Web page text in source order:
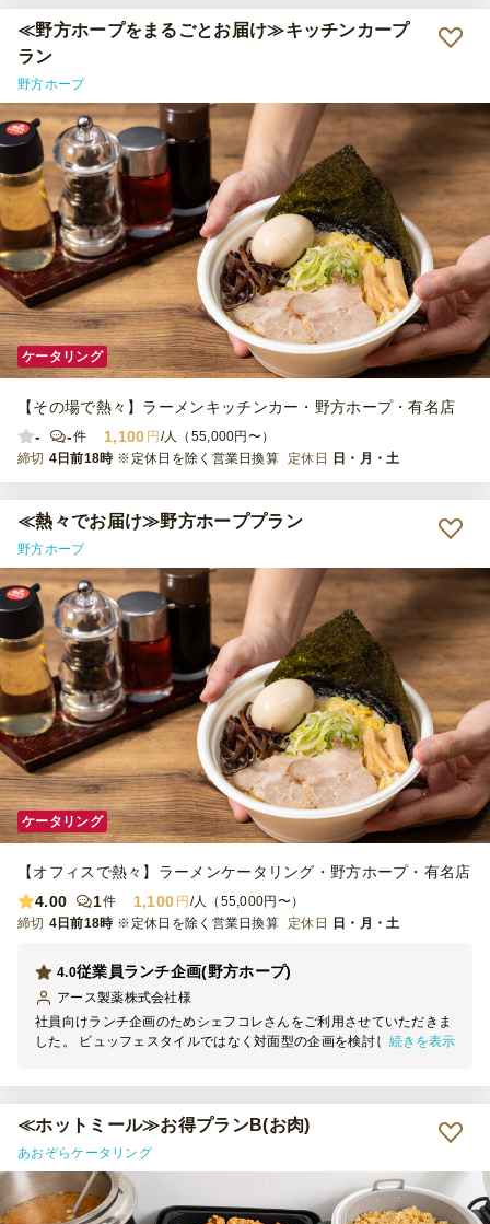
≪野方ホープをまるごとお届け≫キッチンカープ
ラン
野方ホープ
ケータリング
【その場で熱々】ラーメンキッチンカー・野方ホープ・有名店
-
-件 1,100 円 /人（55,000円〜）
締切 4日前18時 ※定休日を除く営業日換算 定休日 日・月・土
≪熱々でお届け≫野方ホーププラン
野方ホープ
ケータリング
【オフィスで熱々】ラーメンケータリング・野方ホープ・有名店
4.00
1件 1,100 円 /人（55,000円〜）
締切 4日前18時 ※定休日を除く営業日換算 定休日 日・月・土
従業員ランチ企画(野方ホープ)
4.0
アース製薬株式会社様
社員向けランチ企画のためシェフコレさんをご利用させていただきま
した。 ビュッフェスタイルではなく対面型の企画を検討している中
約100食完売で社員の皆さまも非常に喜んでいただけました。 今後も
ケータリングサービスをご利用させていただきたいと思います。
続きを表示
≪ホットミール≫お得プランB(お肉)
あおぞらケータリング